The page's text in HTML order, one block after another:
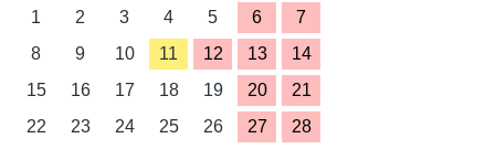
1
2 3 4 5 6
7
8
9 10 11 12 13
14
15
16 17 18 19 20
21
22
23 24 25 26 27
28